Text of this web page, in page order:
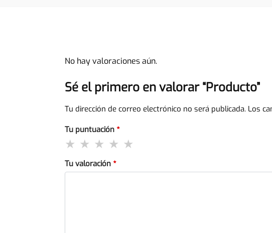
No hay valoraciones aún.
Sé el primero en valorar “Producto”
Tu dirección de correo electrónico no será publicada. Los
Tu puntuación *
Tu valoración *